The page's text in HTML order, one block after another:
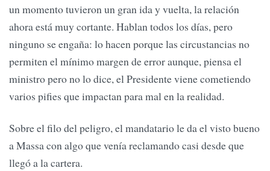
un momento tuvieron un gran ida y vuelta, la relación
ahora está muy cortante. Hablan todos los días, pero
ninguno se engaña: lo hacen porque las circustancias no
permiten el mínimo margen de error aunque, piensa el
ministro pero no lo dice, el Presidente viene cometiendo
varios pifies que impactan para mal en la realidad.
Sobre el filo del peligro, el mandatario le da el visto bueno
a Massa con algo que venía reclamando casi desde que
llegó a la cartera.